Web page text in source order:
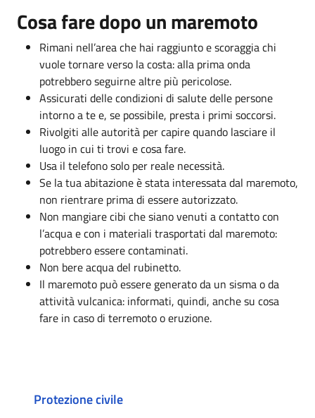
Cosa fare dopo un maremoto
Rimani nell’area che hai raggiunto e scoraggia chi
vuole tornare verso la costa: alla prima onda
potrebbero seguirne altre più pericolose.
Assicurati delle condizioni di salute delle persone
intorno a te e, se possibile, presta i primi soccorsi.
Rivolgiti alle autorità per capire quando lasciare il
luogo in cui ti trovi e cosa fare.
Usa il telefono solo per reale necessità.
Se la tua abitazione è stata interessata dal maremoto,
non rientrare prima di essere autorizzato.
Non mangiare cibi che siano venuti a contatto con
l’acqua e con i materiali trasportati dal maremoto:
potrebbero essere contaminati.
Non bere acqua del rubinetto.
Il maremoto può essere generato da un sisma o da
attività vulcanica: informati, quindi, anche su cosa
fare in caso di terremoto o eruzione.
Protezione civile